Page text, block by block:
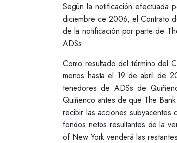
Según la notificación efectuada
diciembre de 2006, el Contrato
de la notificación por parte de
ADSs.
Como resultado del término del
menos hasta el 19 de abril de
tenedores de ADSs de
Quiñenco antes de que The
recibir las acciones
fondos netos resultantes de la
of New York venderá las